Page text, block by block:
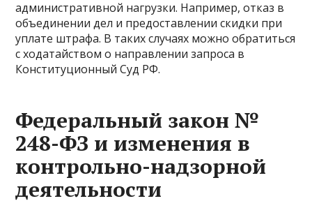
административной нагрузки. Например, отказ в
объединении дел и предоставлении скидки при
уплате штрафа. В таких случаях можно обратиться
с ходатайством о направлении запроса в
Конституционный Суд РФ.
Федеральный закон №
248-ФЗ и изменения в
контрольно-надзорной
деятельности